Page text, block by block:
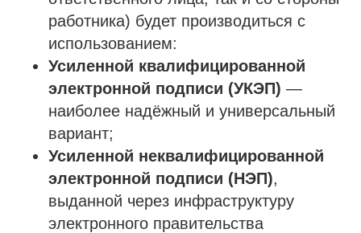
работника) будет производиться с
использованием:
Усиленной квалифицированной
электронной подписи (УКЭП) —
наиболее надёжный и универсальный
вариант;
Усиленной неквалифицированной
электронной подписи (НЭП),
выданной через инфраструктуру
электронного правительства